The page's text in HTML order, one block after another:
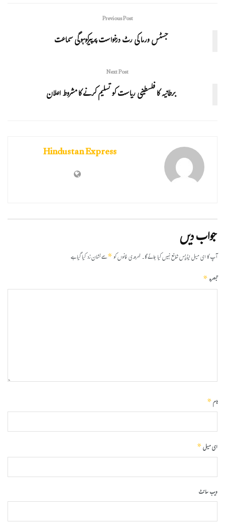
Previous Post
جسٹس ورما کی رٹ درخواست پرپیرکوہوگی سماعت
Next Post
برطانیہ کا فلسطینی ریاست کو تسلیم کرنے کا مشروط اعلان
Hindustan Express
جواب دیں
آپ کا ای میل ایڈریس شائع نہیں کیا جائے گا۔ضروری خانوں کو*سے نشان زد کیا گیا ہے
تبصرہ*
نام*
ای میل*
ویب‌ سائٹ